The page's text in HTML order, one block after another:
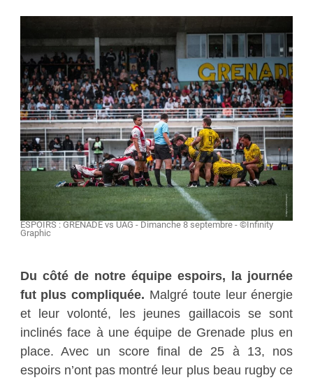
ESPOIRS : GRENADE vs UAG - Dimanche 8 septembre - ©Infinity
Graphic
Du côté de notre équipe espoirs, la journée
fut plus compliquée. Malgré toute leur énergie
et leur volonté, les jeunes gaillacois se sont
inclinés face à une équipe de Grenade plus en
place. Avec un score final de 25 à 13, nos
espoirs n’ont pas montré leur plus beau rugby ce